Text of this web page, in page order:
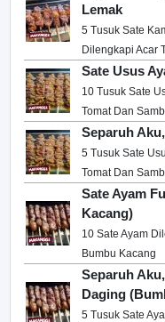
Lemak
5 Tusuk Sate
Dilengkapi Acar
Sate Usus
10 Tusuk Sate
Tomat Dan
Separuh
5 Tusuk Sate
Tomat Dan
Sate Ayam
Kacang)
10 Sate Ayam
Bumbu Kacang
Separuh
Daging
5 Tusuk Sate